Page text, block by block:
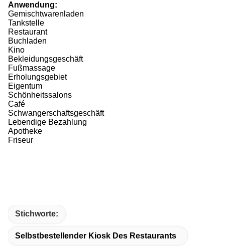
Anwendung:
Gemischtwarenladen
Tankstelle
Restaurant
Buchladen
Kino
Bekleidungsgeschäft
Fußmassage
Erholungsgebiet
Eigentum
Schönheitssalons
Café
Schwangerschaftsgeschäft
Lebendige Bezahlung
Apotheke
Friseur
Stichworte:
Selbstbestellender Kiosk Des Restaurants